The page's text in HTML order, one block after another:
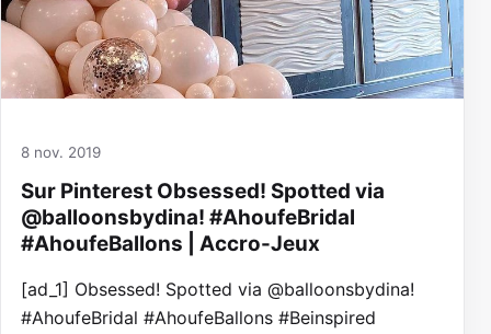
8 nov. 2019
Sur Pinterest Obsessed! Spotted via
@balloonsbydina! #AhoufeBridal
#AhoufeBallons | Accro-Jeux
[ad_1] Obsessed! Spotted via @balloonsbydina!
#AhoufeBridal #AhoufeBallons #Beinspired